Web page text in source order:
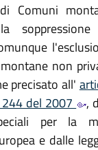
di Comuni
non
precisato all'
del 2007
,
per la
e dalle